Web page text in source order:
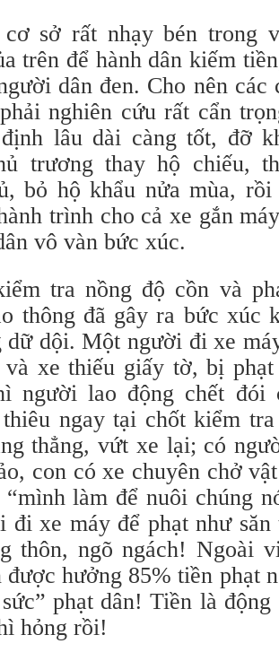
sở rất nhạy bén trong
trên để hành dân kiếm
dân đen. Cho nên các
nghiên cứu rất cẩn
lâu dài càng tốt, đỡ
trương thay hộ chiếu,
bỏ hộ khẩu nửa mùa,
trình cho cả xe gắn
vô vàn bức xúc.
tra nồng độ cồn và
thông đã gây ra bức xúc
dữ dội. Một người đi xe
và xe thiếu giấy tờ, bị
người lao động chết
ngay tại chốt kiểm
thẳng, vứt xe lại; có
con có xe chuyên chở
làm để nuôi chúng
đi xe máy để phạt như
thôn, ngõ ngách! Ngoài
hưởng 85% tiền phạt
phạt dân! Tiền là
hỏng rồi!